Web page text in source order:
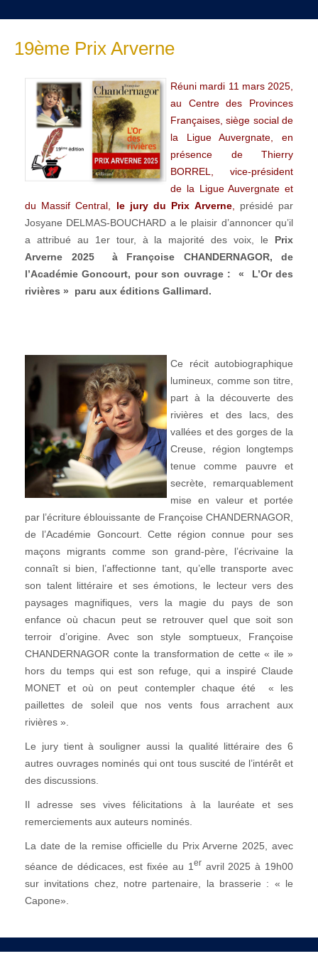
19ème Prix Arverne
Réuni mardi 11 mars 2025,
au Centre des Provinces
Françaises, siège social de
la Ligue Auvergnate, en
présence de Thierry
BORREL, vice-président
de la Ligue Auvergnate et
du Massif Central, le jury du Prix Arverne,
présidé par
Josyane DELMAS-BOUCHARD a le plaisir d’annoncer qu’il
a attribué au 1er tour, à la majorité des voix, le Prix
Arverne 2025
à
Françoise CHANDERNAGOR, de
l’Académie Goncourt, pour son ouvrage : « L’Or des
rivières » paru aux éditions Gallimard.
Ce récit autobiographique
lumineux, comme son titre,
part à la découverte des
rivières et des lacs, des
vallées et des gorges de la
Creuse, région longtemps
tenue comme pauvre et
secrète, remarquablement
mise en valeur et portée
par l’écriture éblouissante de Françoise CHANDERNAGOR,
de l’Académie Goncourt. Cette région connue pour ses
maçons migrants comme son grand-père, l’écrivaine la
connaît si bien, l’affectionne tant, qu’elle transporte avec
son talent littéraire et ses émotions, le lecteur vers des
paysages magnifiques, vers la magie du pays de son
enfance où chacun peut se retrouver quel que soit son
terroir d’origine. Avec son style somptueux, Françoise
CHANDERNAGOR conte la transformation de cette « ile »
hors du temps qui est son refuge, qui a inspiré Claude
MONET et où on peut contempler chaque été « les
paillettes de soleil que nos vents fous arrachent aux
rivières ».
Le jury tient à souligner aussi la qualité littéraire des 6
autres ouvrages nominés qui ont tous suscité de l’intérêt et
des discussions.
Il adresse ses vives félicitations à la lauréate et ses
remerciements aux auteurs nominés.
La date de la remise officielle du Prix Arverne 2025, avec
séance de dédicaces, est fixée au 1 er avril 2025 à 19h00
sur invitations chez, notre partenaire, la brasserie : « le
Capone».